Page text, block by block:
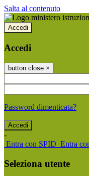
Salta al contenuto
Accedi
Accedi
button close ×
Password dimenticata?
-
Entra con SPID Entra
Seleziona utente